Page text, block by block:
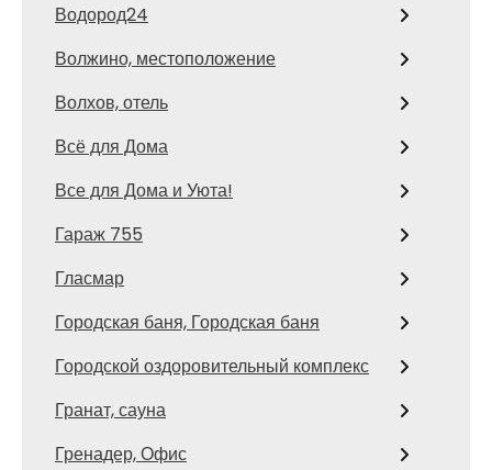
Водород24
Волжино, местоположение
Волхов, отель
Всё для Дома
Все для Дома и Уюта!
Гараж 755
Гласмар
Городская баня, Городская баня
Городской оздоровительный комплекс
Гранат, сауна
Гренадер, Офис